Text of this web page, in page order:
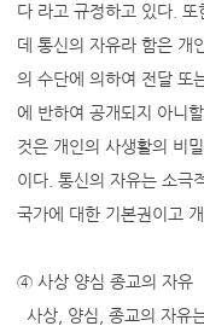
다 라고 규정하고 있다.
데 통신의 자유라 함은 개
의 수단에 의하여 전달 또
에 반하여 공개되지 아니
것은 개인의 사생활의 비
이다. 통신의 자유는 소극
국가에 대한 기본권이고
④ 사상 양심 종교의 자유
사상, 양심, 종교의 자유